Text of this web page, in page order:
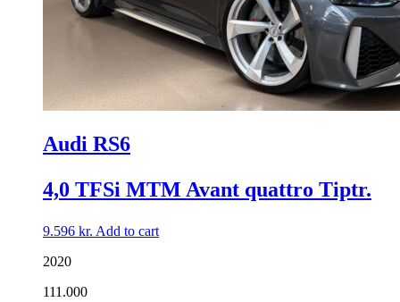
Audi RS6
4,0 TFSi MTM Avant quattro Tiptr.
9.596 kr. Add to cart
2020
111.000